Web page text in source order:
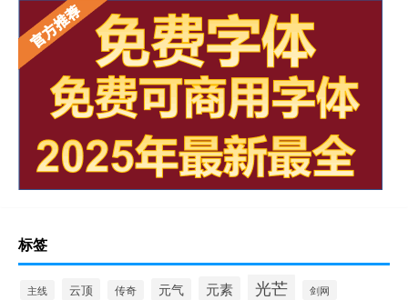
标签
主线 云顶 传奇 元气 元素 光芒 剑网